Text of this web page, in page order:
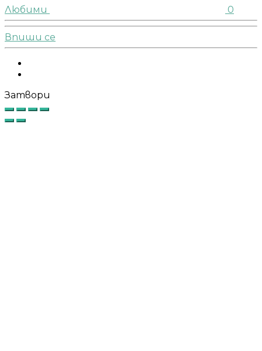
Любими 0
Впиши се
Затвори